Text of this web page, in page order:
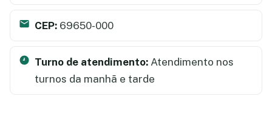
CEP: 69650-000
Turno de atendimento: Atendimento nos
turnos da manhã e tarde